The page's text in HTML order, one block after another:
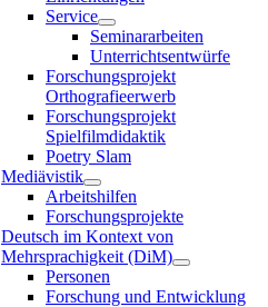
Service
Seminararbeiten
Unterrichtsentwürfe
Forschungsprojekt
Orthografieerwerb
Forschungsprojekt
Spielfilmdidaktik
Poetry Slam
Mediävistik
Arbeitshilfen
Forschungsprojekte
Deutsch im Kontext von
Mehrsprachigkeit (DiM)
Personen
Forschung und Entwicklung